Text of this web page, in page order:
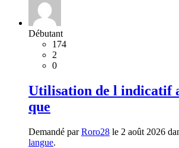
Débutant
174
2
0
Utilisation de l indicatif
que
Demandé parRoro28 le 2 août 2026
langue.